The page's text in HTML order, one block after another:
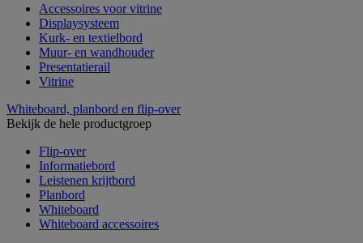
Accessoires voor vitrine
Displaysysteem
Kurk- en textielbord
Muur- en wandhouder
Presentatierail
Vitrine
Whiteboard, planbord en flip-over
Bekijk de hele productgroep
Flip-over
Informatiebord
Leistenen krijtbord
Planbord
Whiteboard
Whiteboard accessoires